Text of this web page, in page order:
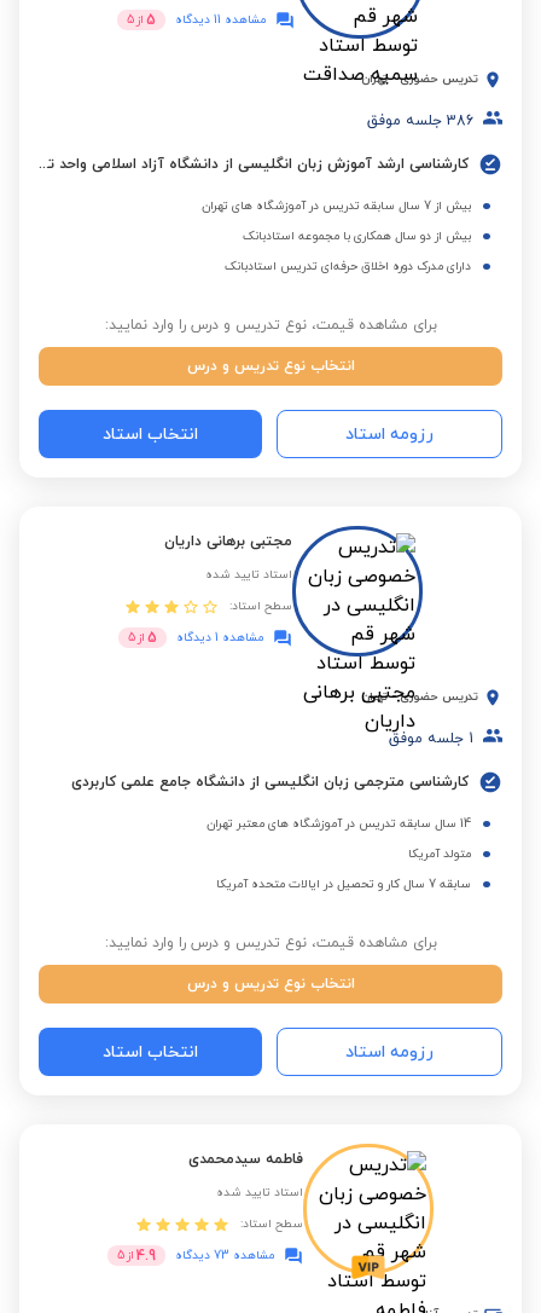
مشاهده 11 دیدگاه
5 از 5
تدریس حضوری - تهران
386 جلسه موفق
کارشناسی ارشد آموزش زبان انگلیسی از دانشگاه آزاد اسلامی واحد تهران جنوب
بیش از 7 سال سابقه تدریس در آموزشگاه های تهران
بیش از دو سال همکاری با مجموعه استادبانک
دارای مدرک دوره اخلاق حرفه‌ای تدریس استادبانک
برای مشاهده قیمت، نوع تدریس و درس را وارد نمایید:
انتخاب نوع تدریس و درس
رزومه استاد انتخاب استاد
مجتبی برهانی داریان
استاد تایید شده
سطح استاد:
مشاهده 1 دیدگاه
5 از 5
تدریس حضوری - تهران
1 جلسه موفق
کارشناسی مترجمی زبان انگلیسی از دانشگاه جامع علمی کاربردی
14 سال سابقه تدریس در آموزشگاه های معتبر تهران
متولد آمریکا
سابقه 7 سال کار و تحصیل در ایالات متحده آمریکا
برای مشاهده قیمت، نوع تدریس و درس را وارد نمایید:
انتخاب نوع تدریس و درس
رزومه استاد انتخاب استاد
فاطمه سیدمحمدی
استاد تایید شده
سطح استاد:
مشاهده 73 دیدگاه
4.9 از 5